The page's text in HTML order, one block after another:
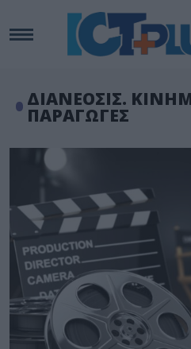
ΔΙΑΝΕΟΣΙΣ.
ΠΑΡΑΓΩΓΕΣ